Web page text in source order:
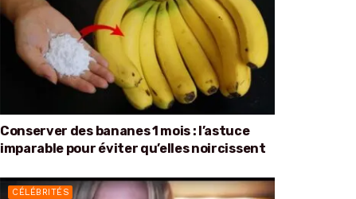
Conserver des bananes 1 mois : l’astuce
imparable pour éviter qu’elles noircissent
CÉLÉBRITÉS